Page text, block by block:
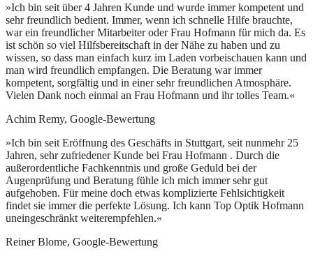
»Ich bin seit über 4 Jahren Kunde und wurde immer kompetent und
sehr freundlich bedient. Immer, wenn ich schnelle Hilfe brauchte,
war ein freundlicher Mitarbeiter oder Frau Hofmann für mich da. Es
ist schön so viel Hilfsbereitschaft in der Nähe zu haben und zu
wissen, so dass man einfach kurz im Laden vorbeischauen kann und
man wird freundlich empfangen. Die Beratung war immer
kompetent, sorgfältig und in einer sehr freundlichen Atmosphäre.
Vielen Dank noch einmal an Frau Hofmann und ihr tolles Team.«
Achim Remy, Google-Bewertung
»Ich bin seit Eröffnung des Geschäfts in Stuttgart, seit nunmehr 25
Jahren, sehr zufriedener Kunde bei Frau Hofmann . Durch die
außerordentliche Fachkenntnis und große Geduld bei der
Augenprüfung und Beratung fühle ich mich immer sehr gut
aufgehoben. Für meine doch etwas komplizierte Fehlsichtigkeit
findet sie immer die perfekte Lösung. Ich kann Top Optik Hofmann
uneingeschränkt weiterempfehlen.«
Reiner Blome, Google-Bewertung